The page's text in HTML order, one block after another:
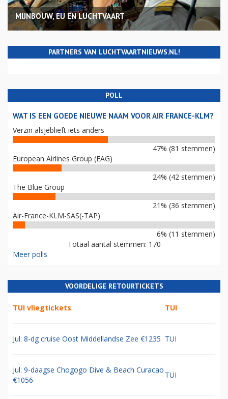
MIJNBOUW, EU EN LUCHTVAART
PARTNERS VAN LUCHTVAARTNIEUWS.NL!
POLL
WAT IS EEN GOEDE NIEUWE NAAM VOOR AIR FRANCE-KLM?
Verzin alsjeblieft iets anders
47% (81 stemmen)
European Airlines Group (EAG)
24% (42 stemmen)
The Blue Group
21% (36 stemmen)
Air-France-KLM-SAS(-TAP)
6% (11 stemmen)
Totaal aantal stemmen: 170
Meer polls
VOORDELIGE RETOURTICKETS
TUI vliegtickets TUI
Jul: 8-dg cruise Oost Middellandse Zee €1235 TUI
Jul: 9-daagse Chogogo Dive & Beach Curacao
€1056
TUI